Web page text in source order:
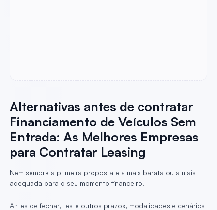
Alternativas antes de contratar
Financiamento de Veículos Sem
Entrada: As Melhores Empresas
para Contratar Leasing
Nem sempre a primeira proposta e a mais barata ou a mais
adequada para o seu momento financeiro.
Antes de fechar, teste outros prazos, modalidades e cenários